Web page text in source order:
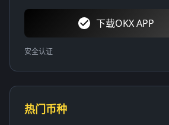
下载OKX APP
安全认证
热门币种